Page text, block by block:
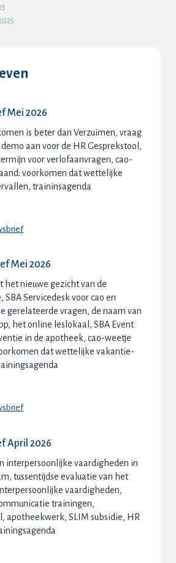
Mei 2026
is beter dan Verzuimen, vraag
aan voor de HR Gesprekstool,
voor verlofaanvragen, cao-
voorkomen dat wettelijke
traininsagenda
Mei 2026
het nieuwe gezicht van de
SBA Servicedesk voor cao en
gerelateerde vragen, de naam van
het online leslokaal, SBA Event
in de apotheek, cao-weetje
dat wettelijke vakantie-
April 2026
interpersoonlijke vaardigheden in
tussentijdse evaluatie van het
vaardigheden,
trainingen,
apotheekwerk, SLIM subsidie, HR